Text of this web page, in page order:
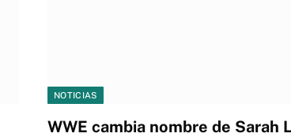
NOTICIAS
WWE cambia nombre de Sarah